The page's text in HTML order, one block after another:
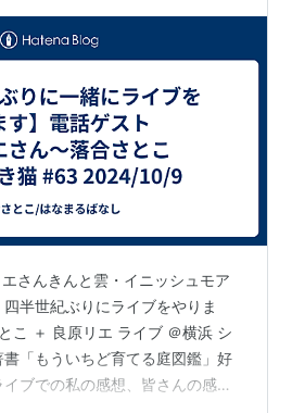
さんきんと雲・イニッシュモア
半世紀ぶりにライブをやりま
こ ＋ 良原リエ ライブ ＠横浜 シ
「もういちど育てる庭図鑑」好
ブでの私の感想、皆さんの感想